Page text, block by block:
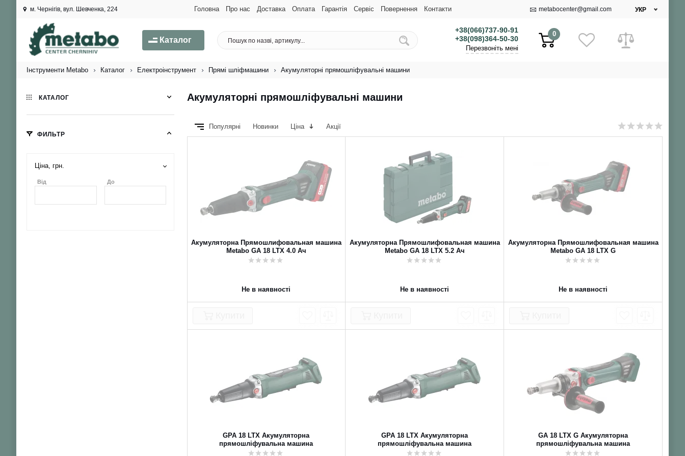
м. Чернігів, вул. Шевченка, 224 Головна Про нас Доставка Оплата Гарантія Сервіс Повернення Контакти metabocenter@gmail.com УКР
Каталог
+38(066)737-90-91
+38(098)364-50-30
Перезвоніть мені
0
Інструменти Metabo Каталог Електроінструмент Прямі шліфмашини Акумуляторні прямошліфувальні машини
Акумуляторні прямошліфувальні машини
Популярні Новинки Ціна Акції
Акумуляторна Прямошлифовальная машина
Metabo GA 18 LTX 4.0 Ач
Не в наявності
Акумуляторна Прямошлифовальная машина
Metabo GA 18 LTX 5.2 Ач
Не в наявності
Акумуляторна Прямошлифовальная машина
Metabo GA 18 LTX G
Не в наявності
GPA 18 LTX Акумуляторна
прямошліфувальна машина
GPA 18 LTX Акумуляторна
прямошліфувальна машина
GA 18 LTX G Акумуляторна
прямошліфувальна машина
КАТАЛОГ
ФИЛЬТР
Ціна, грн.
Від До